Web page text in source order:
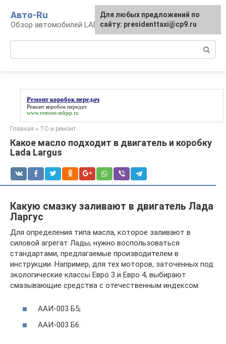
контенту
Авто-Ru
Обзор автомобилей LADA
Ремонт коробок передач
Ремонт коробок передач
www.remont-mkpp.ru
Главная » ТО и ремонт
Какое масло подходит в двигатель и коробку
Lada Largus
Какую смазку заливают в двигатель Лада
Ларгус
Для определения типа масла, которое заливают в
силовой агрегат Лады, нужно воспользоваться
стандартами, предлагаемые производителем в
инструкции. Например, для тех моторов, заточенных под
экологические классы Евро 3 и Евро 4, выбирают
смазывающие средства с отечественным индексом:
ААИ-003 Б5;
ААИ-003 Б6.
Для любых предложений по
сайту: presidenttaxi@cp9.ru